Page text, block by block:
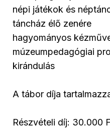
népi játékok és
táncház élő zenére
hagyományos
múzeumpedagógiai
kirándulás
A tábor díja
Részvételi díj: 30.000